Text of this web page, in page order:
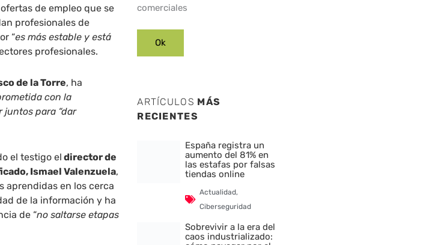
de empleo que se
profesionales de
“es más estable y está
profesionales.
de la Torre, ha
con la
juntos para “dar
el testigo el director de
Ismael Valenzuela,
aprendidas en los cerca
de la información y ha
de “no saltarse etapas
comerciales
ARTÍCULOS MÁS
RECIENTES
España registra un
aumento del 81% en
las estafas por falsas
tiendas online
Actualidad,
Ciberseguridad
Sobrevivir a la era del
caos industrializado: